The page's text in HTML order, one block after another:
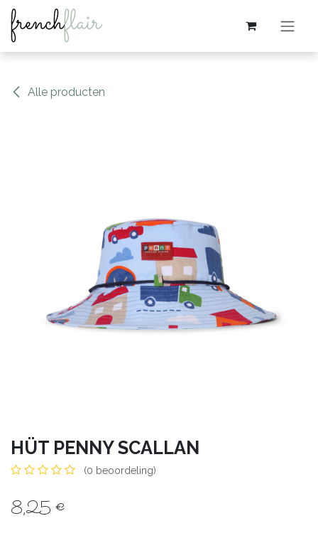
Overslaan naar inhoud
Alle producten
HÜT PENNY SCALLAN
(0 beoordeling)
8,25€